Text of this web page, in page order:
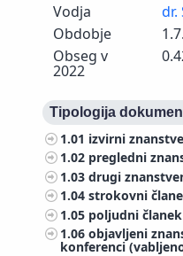
Vodja
dr.
Obdobje
Obseg v
2022
Tipologija
1.01 izvirni
1.02 pregledni
1.03drugi
1.04strokovni
1.05 poljudni
1.06objavljeni
konferenci